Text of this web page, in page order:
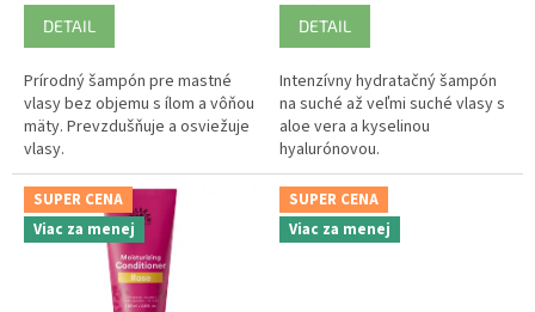
DETAIL
Prírodný šampón pre mastné
vlasy bez objemu s ílom a vôňou
mäty. Prevzdušňuje a osviežuje
vlasy.
DETAIL
Intenzívny hydratačný šampón
na suché až veľmi suché vlasy s
aloe vera a kyselinou
hyalurónovou.
SUPER CENA
Viac za menej
SUPER CENA
Viac za menej